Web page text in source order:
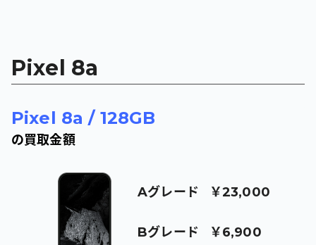
Pixel 8a
Pixel 8a / 128GB
の買取金額
Aグレード ￥23,000
Bグレード ￥6,900